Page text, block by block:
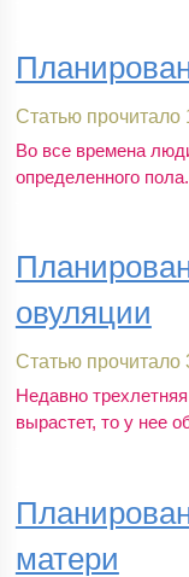
Статью прочитало
Во все времена
определенного
овуляции
Статью прочитало
Недавно
вырастет, то у нее
матери